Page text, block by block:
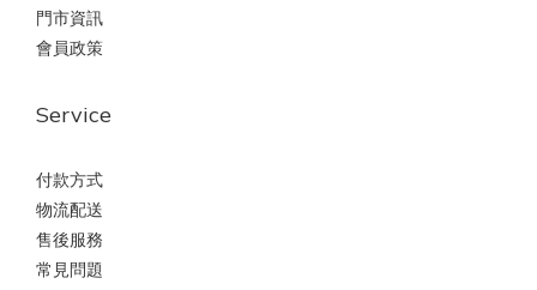
門市資訊
會員政策
Service
付款方式
物流配送
售後服務
常見問題